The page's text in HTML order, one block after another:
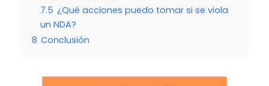
7.5 ¿Qué acciones puedo tomar si se viola
un NDA?
8 Conclusión